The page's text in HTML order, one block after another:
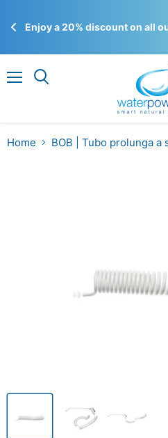
Enjoy a 20% discount on all
Home BOB | Tubo prolunga a